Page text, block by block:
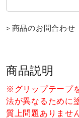
ライフス
インナー
寝具／ミ
商品のお問合わせ
商品説明
※グリップテープ
法が異なるために
質上問題ありませ